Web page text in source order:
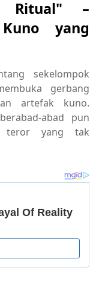
Ritual" –
yang
sekelompok
gerbang
artefak kuno.
abad pun
teror yang tak